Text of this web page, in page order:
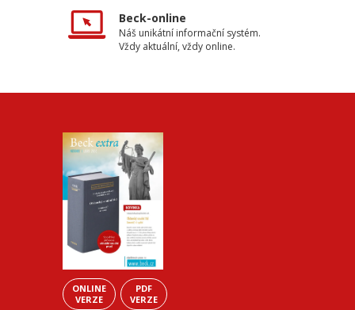
Beck-online
Náš unikátní informační systém.
Vždy aktuální, vždy online.
ONLINE
VERZE
PDF
VERZE